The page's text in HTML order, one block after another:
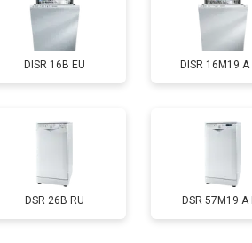
2200 ₽ Заказать
2000 ₽ Заказать
1600 ₽ Заказать
1200 ₽
DISR 16B EU DISR 16M19 A
DSR 26B RU DSR 57M19 A